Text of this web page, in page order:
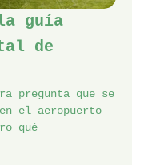
guía
de
pregunta que se
el aeropuerto
qué